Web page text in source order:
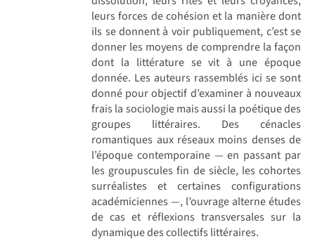
leurs forces de cohésion et la manière dont
ils se donnent à voir publiquement, c’est se
donner les moyens de comprendre la façon
dont la littérature se vit à une époque
donnée. Les auteurs rassemblés ici se sont
donné pour objectif d’examiner à nouveaux
frais la sociologie mais aussi la poétique des
groupes littéraires. Des cénacles
romantiques aux réseaux moins denses de
l’époque contemporaine — en passant par
les groupuscules fin de siècle, les cohortes
surréalistes et certaines configurations
académiciennes —, l’ouvrage alterne études
de cas et réflexions transversales sur la
dynamique des collectifs littéraires.